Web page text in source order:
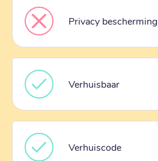
Privacy bescherming
Verhuisbaar
Verhuiscode